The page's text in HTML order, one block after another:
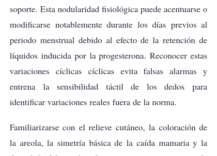
soporte. Esta nodularidad fisiológica puede acentuarse o
modificarse notablemente durante los días previos al
periodo menstrual debido al efecto de la retención de
líquidos inducida por la progesterona. Reconocer estas
variaciones cíclicas cíclicas evita falsas alarmas y
entrena la sensibilidad táctil de los dedos para
identificar variaciones reales fuera de la norma.
Familiarizarse con el relieve cutáneo, la coloración de
la areola, la simetría básica de la caída mamaria y la